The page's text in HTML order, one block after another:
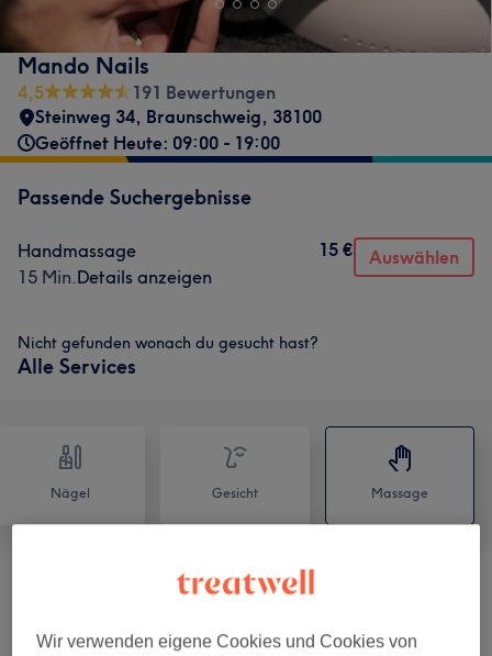
Mando Nails
4,5
191 Bewertungen
Steinweg 34, Braunschweig, 38100
Geöffnet Heute: 09:00 - 19:00
Passende Suchergebnisse
Handmassage
15 Min.Details anzeigen
15 € Auswählen
Nicht gefunden wonach du gesucht hast?
Alle Services
Nägel Gesicht Massage
Wir verwenden eigene Cookies und Cookies von